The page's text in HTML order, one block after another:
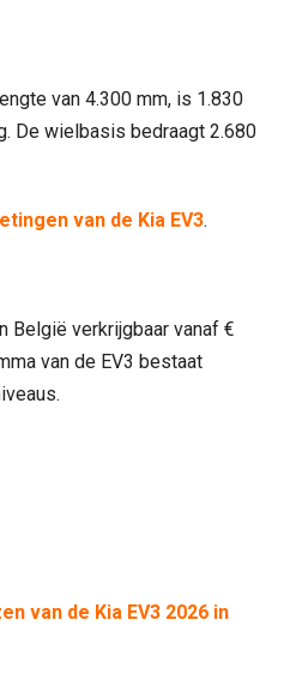
van 4.300 mm, is 1.830
De wielbasis bedraagt 2.680
van de Kia EV3.
België verkrijgbaar vanaf €
van de EV3 bestaat
van de Kia EV3 2026 in